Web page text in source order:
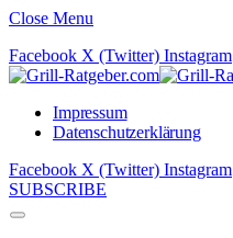
Close Menu
Facebook X (Twitter) Instagram
Impressum
Datenschutzerklärung
Facebook X (Twitter) Instagram
SUBSCRIBE